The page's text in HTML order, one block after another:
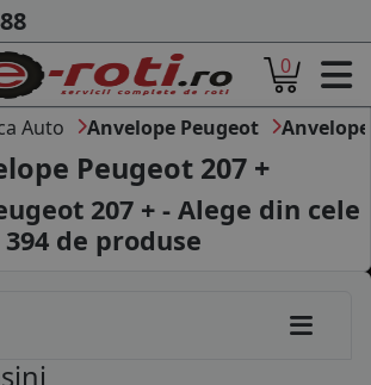
NOI
AUTO
CAMION
MOTO
0
Auto Anvelope Peugeot
Peugeot 207 +
207 + - Alege din cele
394 de produse